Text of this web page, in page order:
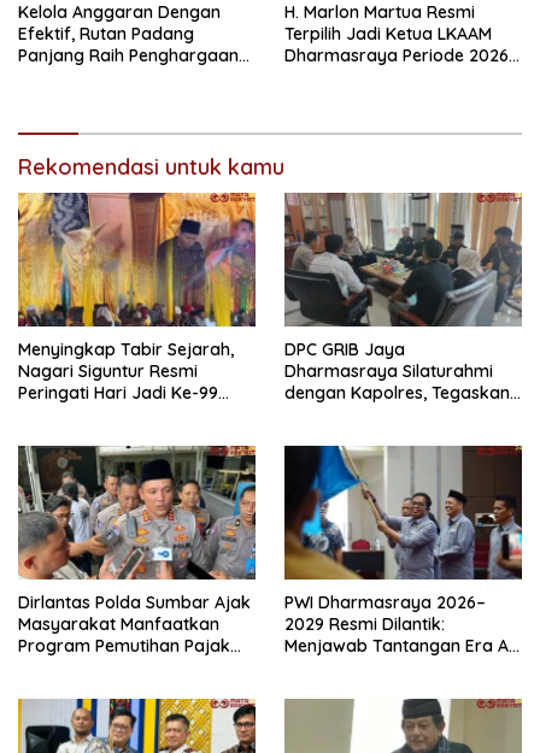
Kelola Anggaran Dengan
Efektif, Rutan Padang
Panjang Raih Penghargaan
H. Marlon Martua Resmi
Terpilih Jadi Ketua LKAAM
Dharmasraya Periode 2026–
Rekomendasi untuk kamu
Menyingkap Tabir Sejarah,
Nagari Siguntur Resmi
Peringati Hari Jadi Ke-99
DPC GRIB Jaya
Dharmasraya Silaturahmi
dengan Kapolres, Tegaskan
Dirlantas Polda Sumbar Ajak
Masyarakat Manfaatkan
Program Pemutihan Pajak
PWI Dharmasraya 2026–
2029 Resmi Dilantik:
Menjawab Tantangan Era AI